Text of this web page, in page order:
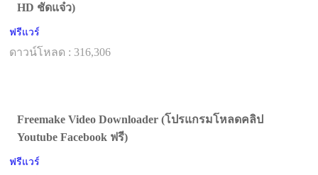
HD ชัดแจ๋ว)
ฟรีแวร์
ดาวน์โหลด : 316,306
Freemake Video Downloader (โปรแกรมโหลดคลิป
Youtube Facebook ฟรี)
ฟรีแวร์